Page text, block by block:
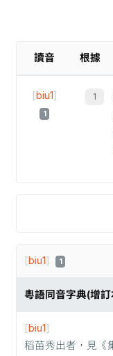
讀音 根據
[biu1]
1
[biu1] 1
粵語同音字典(增
[biu1]
稻苗秀出者，見《